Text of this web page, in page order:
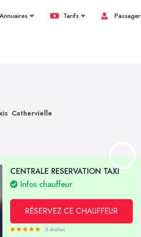
Annuaires Tarifs Passager
Cathervielle
CENTRALE RESERVATION TAXI
Infos chauffeur
RÉSERVEZ CE CHAUFFEUR
5 étoiles